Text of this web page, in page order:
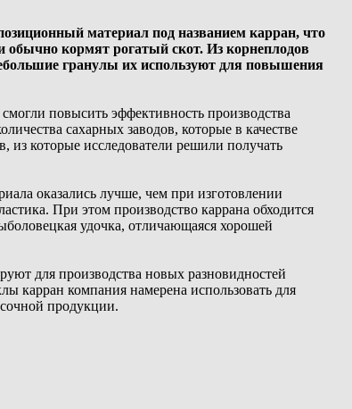
материал под названием карран, что
обычно кормят рогатый скот. Из корнеплодов
гранулы их используют для повышения
повысить эффективность производства
сахарных заводов, которые в качестве
из которые исследователи решили получать
оказались лучше, чем при изготовлении
При этом производство каррана обходится
удочка, отличающаяся хорошей
для производства новых разновидностей
карран компания намерена использовать для
продукции.